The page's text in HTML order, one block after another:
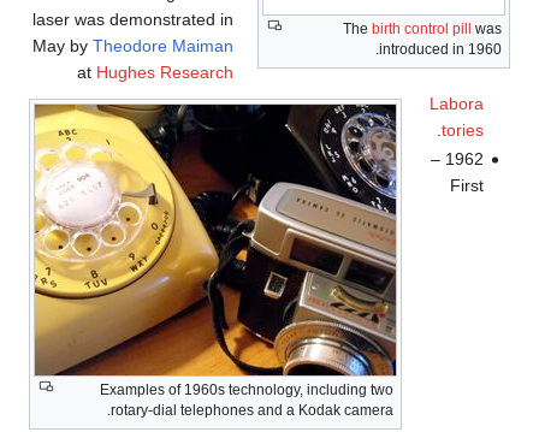
The birth control pill
was
introduced in 1960.
Examples of 1960s technology, including two
rotary-dial telephones and a Kodak camera.
laser was demonstrated in
May byTheodore Maiman
at Hughes Research
Labora
tories
.
1962 –
First